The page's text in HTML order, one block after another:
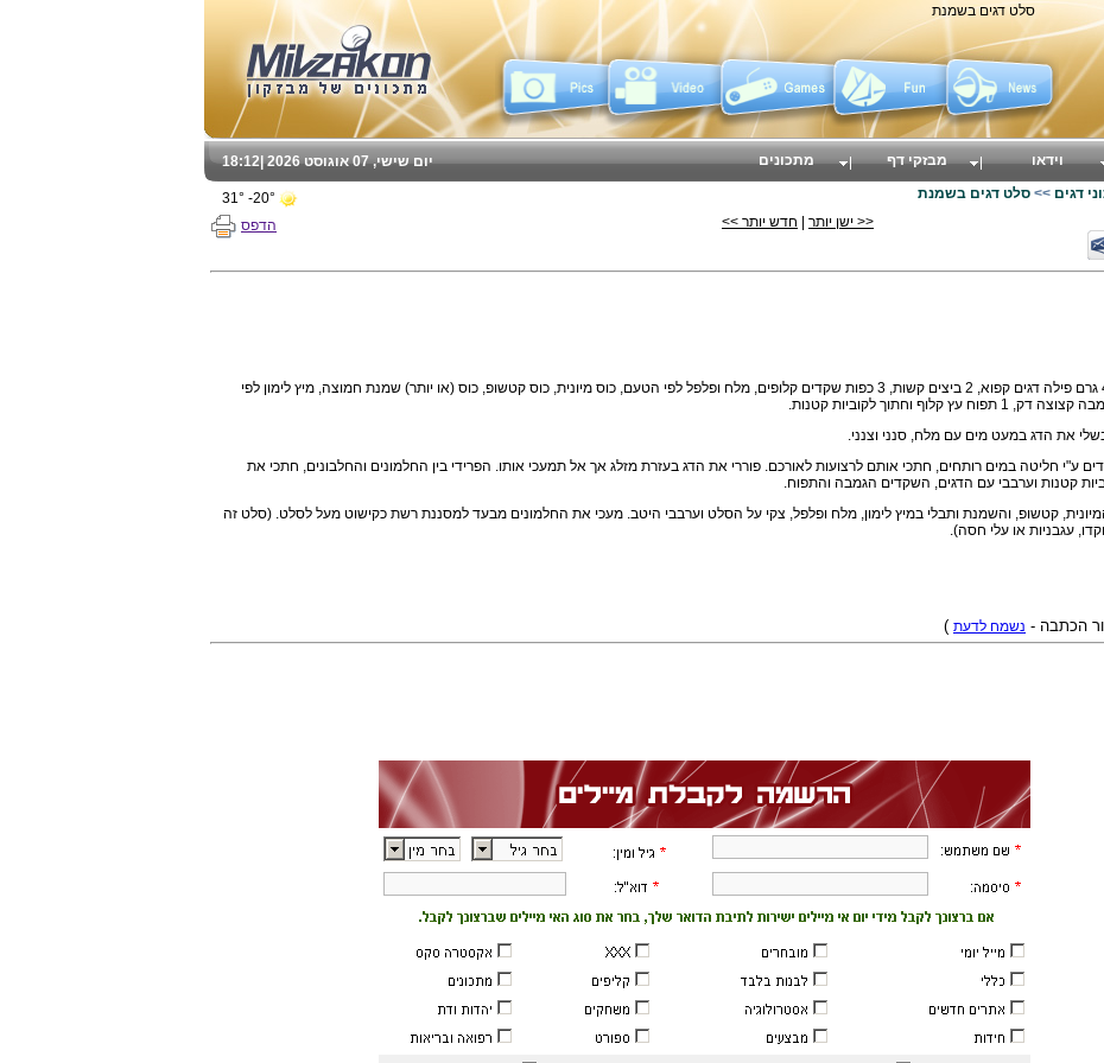
סלט דגים בשמנת
<< ישן יותר חדש יותר >> הדפס
גרם פילה דגים קפוא, 2 ביצים קשות, 3 כפות שקדים קלופים, מלח ופלפל לפי הטעם, כוס מיונית, כוס קטשופ, כוס (או יותר) שמנת חמוצה, מיץ לימון לפי
את הדג במעט מים עם מלח, סנני וצנני.
ע"י חליטה במים רותחים, חתכי אותם לרצועות לאורכם. פוררי את הדג בעזרת מזלג אך אל תמעכי אותו. הפרידי בין החלמונים והחלבונים, חתכי את
קטנות וערבבי עם הדגים, השקדים הגמבה והתפוח.
קטשופ, והשמנת ותבלי במיץ לימון, מלח ופלפל, צקי על הסלט וערבבי היטב. מעכי את החלמונים מבעד למסננת רשת כקישוט מעל לסלט. (סלט זה
עגבניות או עלי חסה).
הכתבה - נשמח לדעת
18:12 יום שישי, 07 אוגוסט 2026 | וידאו מבזקי דף מתכונים
20°- 31° דגים >> סלט דגים בשמנת